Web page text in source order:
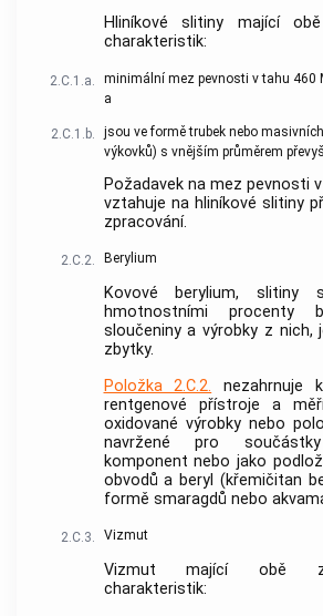
Hliníkové slitiny mající
charakteristik:
2.C.1.a.
minimální mez pevnosti v tahu 460
a
2.C.1.b.
jsou ve formě trubek nebo
výkovků) s vnějším průměrem
Požadavek na mez pevnosti v
vztahuje na hliníkové slitiny
zpracování.
2.C.2. Berylium
Kovové berylium,
hmotnostními procenty
sloučeniny a výrobky z nich,
zbytky.
Položka 2.C.2. nezahrnuje
rentgenové přístroje a
oxidované výrobky nebo
navržené pro součástky
komponent nebo jako
obvodů a beryl (křemičitan
formě smaragdů nebo
2.C.3. Vizmut
Vizmut mající obě z
charakteristik: